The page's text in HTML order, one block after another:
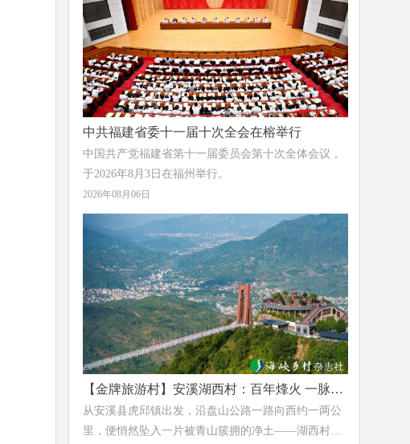
中共福建省委十一届十次全会在榕举行
中国共产党福建省第十一届委员会第十次全体会议，
于2026年8月3日在福州举行。
2026年08月06日
【金牌旅游村】安溪湖西村：百年烽火 一脉茶
香
从安溪县虎邱镇出发，沿盘山公路一路向西约一两公
里，便悄然坠入一片被青山簇拥的净土——湖西村。